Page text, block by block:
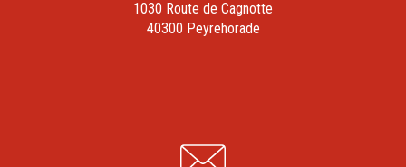
1030 Route de Cagnotte
40300 Peyrehorade